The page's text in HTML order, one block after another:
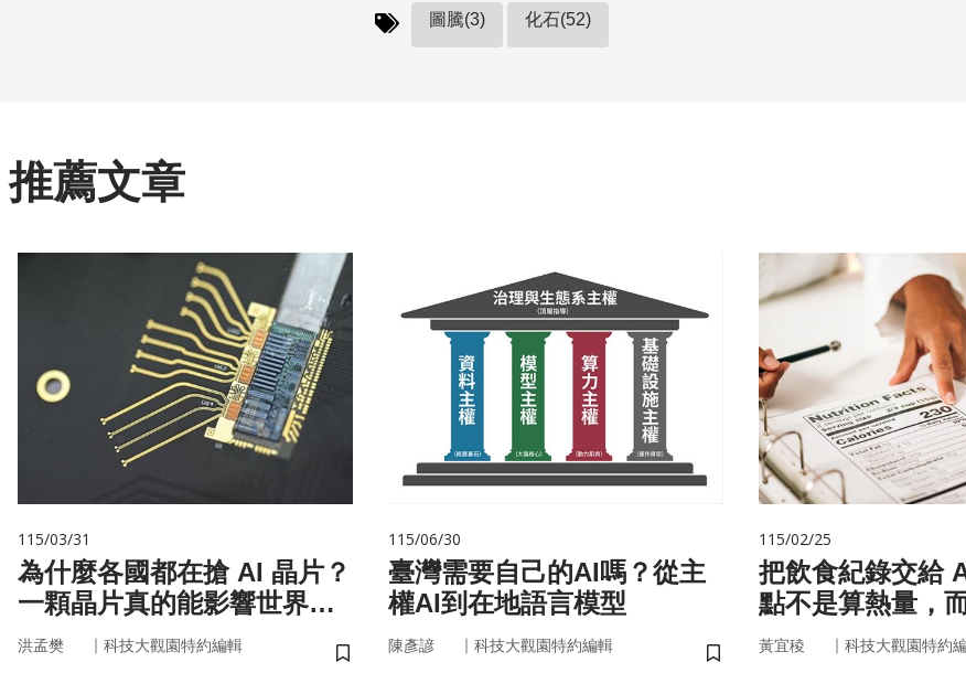
圖騰(3) 化石(52)
推薦文章
115/03/31
為什麼各國都在搶 AI 晶片？
一顆晶片真的能影響世界
嗎？
洪孟樊 ｜ 科技大觀園特約編輯
儲存書籤
115/06/30
臺灣需要自己的AI嗎？從主
權AI到在地語言模型
陳彥諺 ｜ 科技大觀園特約編輯
儲存書籤
115/02/25
把飲食紀錄交給
點不是算熱量，
的「飲食習慣」
黃宜稜 ｜ 科技大觀園特約